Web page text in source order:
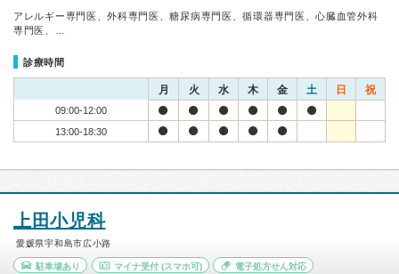
アレルギー専門医、外科専門医、糖尿病専門医、循環器専門医、心臓血管外科
専門医、…
診療時間
月 火 水 木 金 土 日 祝
09:00-12:00
13:00-18:30
上田小児科
愛媛県宇和島市広小路
駐車場あり マイナ受付(スマホ可) 電子処方せん対応